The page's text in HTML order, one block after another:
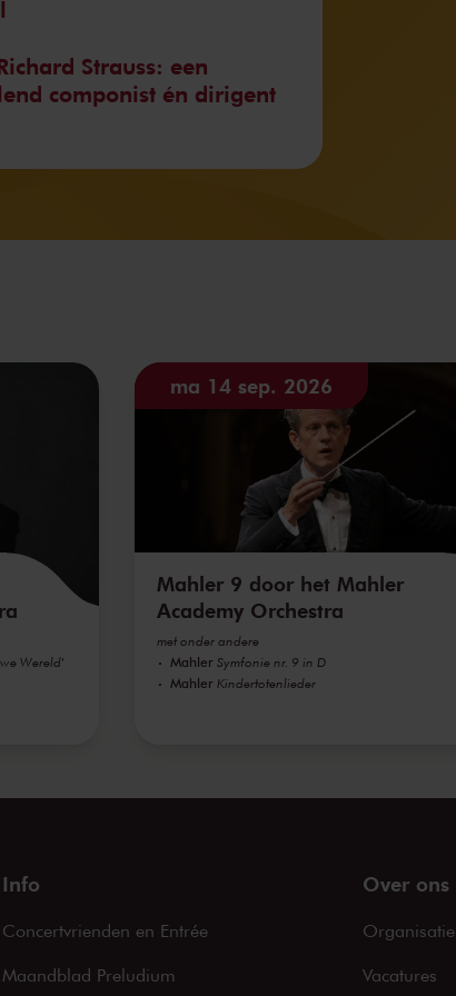
Strauss: een
componist én dirigent
Wereld'
ma 14 sep. 2026
Mahler 9 door het Mahler
Academy Orchestra
met onder andere
Mahler Symfonie nr. 9 in D
Mahler Kindertotenlieder
Info
Concertvrienden en Entrée
Maandblad Preludium
Over ons
Organisatie
Vacatures